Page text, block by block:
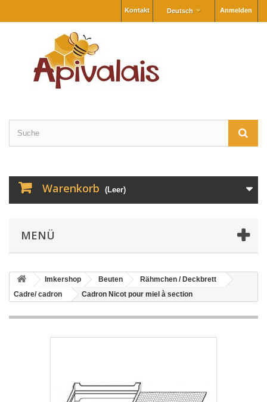
Anmelden
Deutsch
Kontakt
Warenkorb (Leer)
MENÜ
Imkershop Beuten
Rähmchen / Deckbrett
Cadre/ cadron
Cadron Nicot pour miel à section